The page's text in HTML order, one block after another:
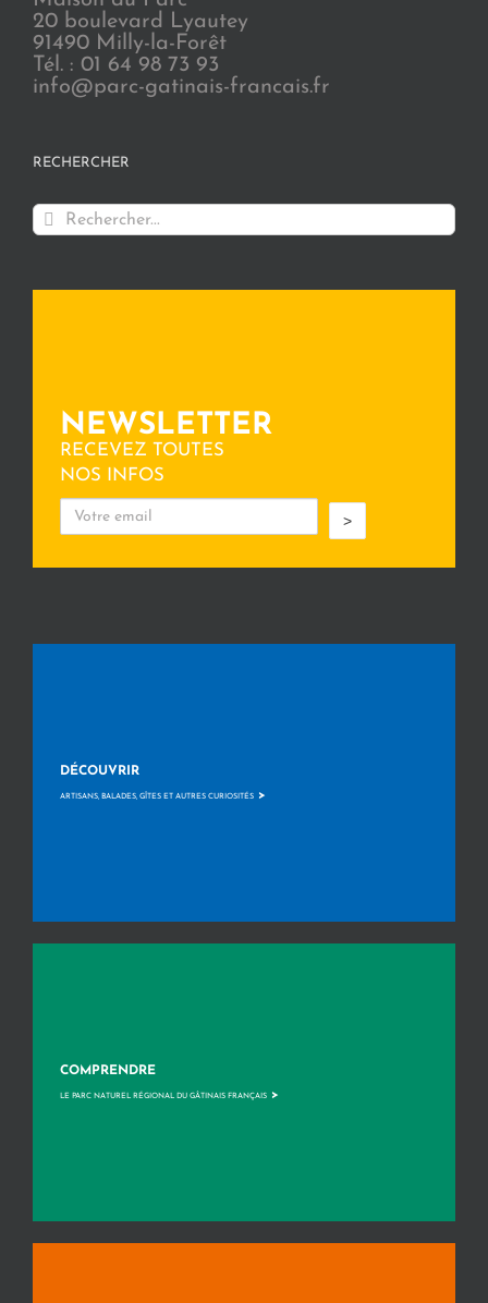
20 boulevard Lyautey
91490 Milly-la-Forêt
Tél. : 01 64 98 73 93
info@parc-gatinais-francais.fr
RECHERCHER
Rechercher:
NEWSLETTER
RECEVEZ TOUTES
NOS INFOS
>
DÉCOUVRIR
ARTISANS, BALADES, GÎTES ET AUTRES CURIOSITÉS >
COMPRENDRE
LE PARC NATUREL RÉGIONAL DU GÂTINAIS FRANÇAIS >